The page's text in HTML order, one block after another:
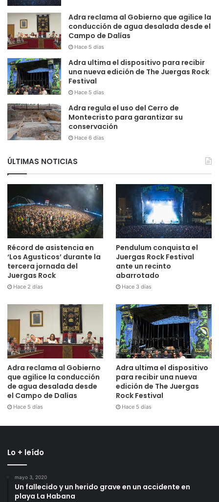
Adra reclama al Gobierno que agilice la
conducción de agua desalada desde el
Campo de Dalías
Hace 5 días
Adra ultima el dispositivo para recibir
una nueva edición de The Juergas Rock
Festival
Hace 5 días
Adra regula el uso del Cerro de
Montecristo para garantizar su
conservación
Hace 6 días
ÚLTIMAS NOTICIAS
Récord de asistencia en
‘Los Agusticos’ durante la
tercera jornada del
Juergas Rock
Hace 2 días
Pendulum conquista el
Juergas Rock Festival
ante un recinto
abarrotado
Hace 3 días
Adra reclama al Gobierno
que agilice la conducción
de agua desalada desde
el Campo de Dalías
Hace 5 días
Adra ultima el dispositivo
para recibir una nueva
edición de The Juergas
Rock Festival
Hace 5 días
Lo + leído
mayo 3, 2020
Un fallecido y un herido grave en un accidente en
playa La Habana